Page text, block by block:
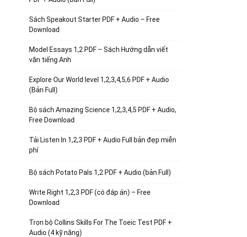
Sách Speakout Starter PDF + Audio – Free
Download
Model Essays 1,2 PDF – Sách Hướng dẫn viết
văn tiếng Anh
Explore Our World level 1,2,3,4,5,6 PDF + Audio
(Bản Full)
Bộ sách Amazing Science 1,2,3,4,5 PDF + Audio,
Free Download
Tải Listen In 1,2,3 PDF + Audio Full bản đẹp miễn
phí
Bộ sách Potato Pals 1,2 PDF + Audio (bản Full)
Write Right 1,2,3 PDF (có đáp án) – Free
Download
Trọn bộ Collins Skills For The Toeic Test PDF +
Audio (4 kỹ năng)